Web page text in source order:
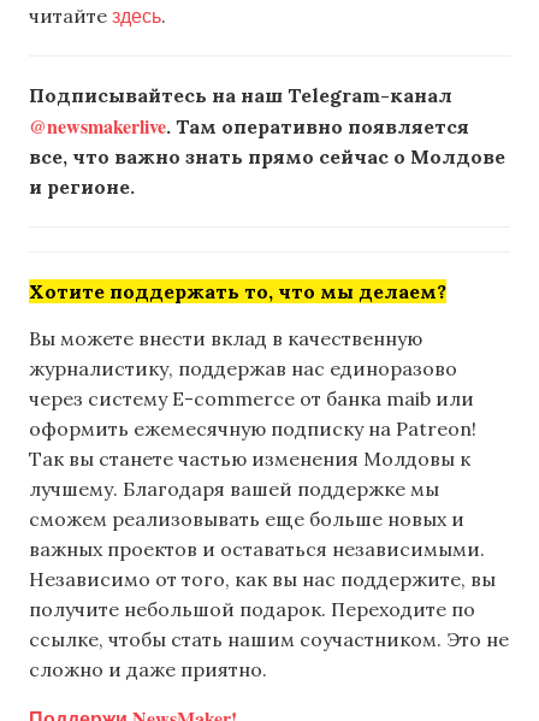
читайте здесь.
Подписывайтесь на наш Telegram-канал
@newsmakerlive. Там оперативно появляется
все, что важно знать прямо сейчас о Молдове
и регионе.
Хотите поддержать то, что мы делаем?
Вы можете внести вклад в качественную
журналистику, поддержав нас единоразово
через систему E-commerce от банка maib или
оформить ежемесячную подписку на Patreon!
Так вы станете частью изменения Молдовы к
лучшему. Благодаря вашей поддержке мы
сможем реализовывать еще больше новых и
важных проектов и оставаться независимыми.
Независимо от того, как вы нас поддержите, вы
получите небольшой подарок. Переходите по
ссылке, чтобы стать нашим соучастником. Это не
сложно и даже приятно.